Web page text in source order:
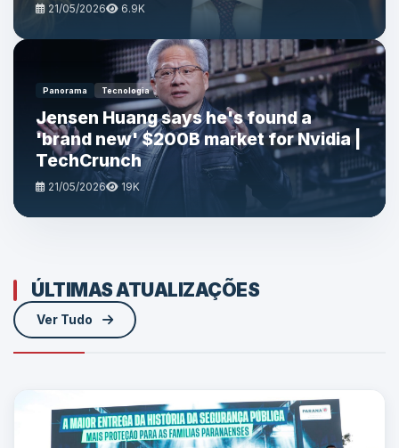
21/05/2026 6.9K
Panorama Tecnologia
Jensen Huang says he's found a
'brand new' $200B market for Nvidia |
TechCrunch
21/05/2026 19K
ÚLTIMAS ATUALIZAÇÕES
Ver Tudo